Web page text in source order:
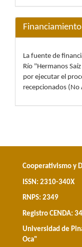
Financiamiento
La fuente de
Río "Hermanos
por ejecutar el
recepcionados (No
Cooperativismo y
ISSN: 2310-340X
RNPS: 2349
Registro CENDA:
Universidad de
Oca"